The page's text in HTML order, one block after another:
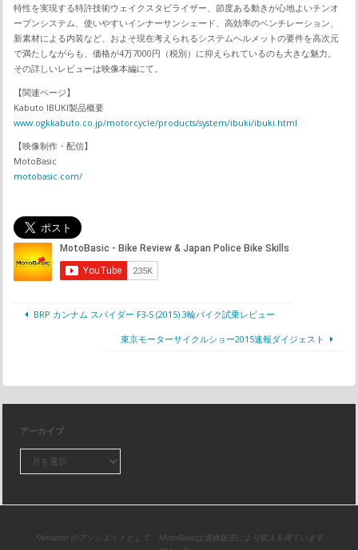
特性を実現する特許技術ウェイクスタビライザー、節度ある動きが心地よいチンオ
ープンシステム、使いやすいインナーサンシェード、高効率のベンチレーション、
新素材による内装など、およそ現在考えられるシステムヘルメットの要件を高次元
で満たしながらも、価格が4万7000円（税別）に抑えられているのも大きな魅力。
その詳しいレビューは映像本編にて。
【関連ページ】
Kabuto IBUKI製品概要
www.ogkkabuto.co.jp/motorcycle/products/system/ibuki/ibuki.html
【映像制作・配信】
MotoBasic
motobasic.com/
BRP カンナム スパイダー F3-S (2015) 3輪バイク試乗レビュー
東京モーターサイクルショー2015速報ダイジェスト
アーカイブ
*Amazon のアソシエイトとして、MotoBasicは適格販売により収入を得ています